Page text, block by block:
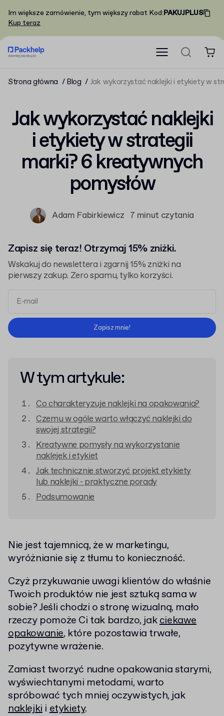
Im większe zamówienie, tym większy rabat Kod:PAKUJPLUS
Kup teraz
Strona główna Blog Jak wykorzystać naklejki i etykiety w
Jak wykorzystać naklejki
i etykiety w strategii
marki? 6 kreatywnych
pomysłów
Adam Fabirkiewicz 7 minut czytania
Zapisz się teraz! Otrzymaj 15% zniżki.
Wskakuj do newslettera i zgarnij 15% zniżki na
pierwszy zakup. Zero spamu, tylko korzyści.
Regulaminem Polityką Prywatności
Zapisz mnie!
W tym artykule:
Co charakteryzuje naklejki na opakowania?
Czemu w ogóle warto włączyć naklejki do
swojej strategii?
Kreatywne pomysły na wykorzystanie
naklejek i etykiet
Jak technicznie stworzyć projekt etykiety
lub naklejki - praktyczne porady
Podsumowanie
Nie jest tajemnicą, że w marketingu,
wyróżnianie się z tłumu to konieczność.
Czyż przykuwanie uwagi klientów do właśnie
Twoich produktów nie jest sztuką sama w
sobie? Jeśli chodzi o stronę wizualną, mało
rzeczy pomoże Ci tak bardzo, jakciekawe
opakowanie, które pozostawia trwałe,
pozytywne wrażenie.
Zamiast tworzyć nudne opakowania starymi,
wyświechtanymi metodami, warto
spróbować tych mniej oczywistych, jak
naklejkiietykiety.